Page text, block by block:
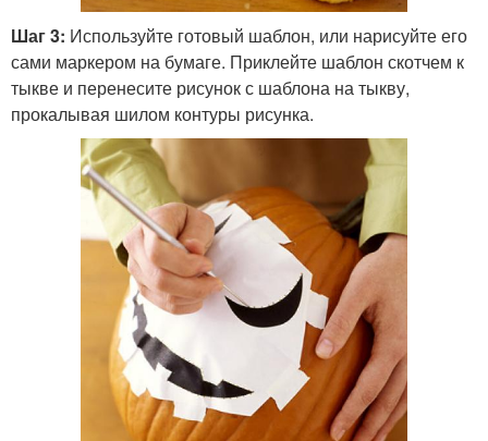
Шаг 3: Используйте готовый шаблон, или нарисуйте его
сами маркером на бумаге. Приклейте шаблон скотчем к
тыкве и перенесите рисунок с шаблона на тыкву,
прокалывая шилом контуры рисунка.